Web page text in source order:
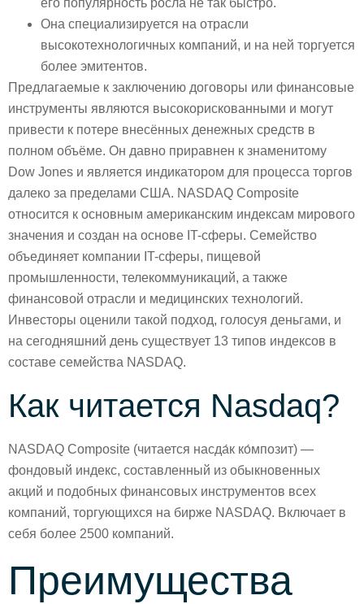
его популярность росла не так быстро.
Она специализируется на отрасли
высокотехнологичных компаний, и на ней торгуется
более эмитентов.
Предлагаемые к заключению договоры или финансовые
инструменты являются высокорискованными и могут
привести к потере внесённых денежных средств в
полном объёме. Он давно приравнен к знаменитому
Dow Jones и является индикатором для процесса торгов
далеко за пределами США. NASDAQ Composite
относится к основным американским индексам мирового
значения и создан на основе IT-сферы. Семейство
объединяет компании IT-сферы, пищевой
промышленности, телекоммуникаций, а также
финансовой отрасли и медицинских технологий.
Инвесторы оценили такой подход, голосуя деньгами, и
на сегодняшний день существует 13 типов индексов в
составе семейства NASDAQ.
Как читается Nasdaq?
NASDAQ Composite (читается насда́к ко́мпозит) —
фондовый индекс, составленный из обыкновенных
акций и подобных финансовых инструментов всех
компаний, торгующихся на бирже NASDAQ. Включает в
себя более 2500 компаний.
Преимущества